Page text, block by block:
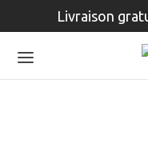
Livraison